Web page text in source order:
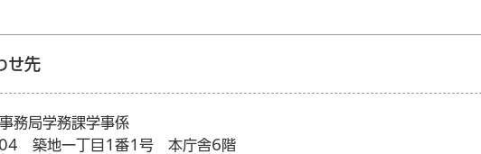
せ先
務局学務課学事係
築地一丁目1番1号 本庁舎6階